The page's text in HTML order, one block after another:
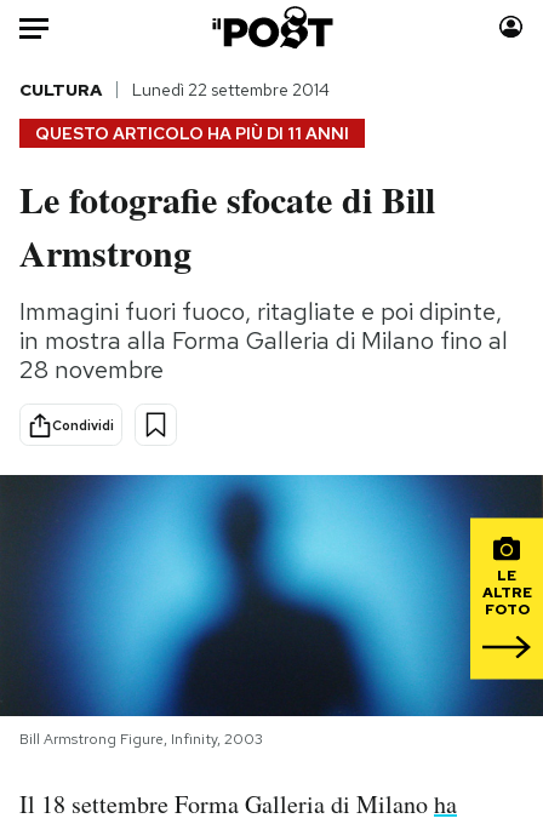
Auto
HOME
Italia
Politica
Tecnologia
Internet
Scienza
Cultura
Economia
Moda
Storie/Idee
Ok Boomer!
Mondiali calcio 2026
I MIEI PREFERITI
QUESTO ARTICOLO HA PIÙ DI 11 ANNI
CULTURA Lunedì 22 settembre 2014
Le fotografie sfocate di Bill
Armstrong
Immagini fuori fuoco, ritagliate e poi dipinte,
in mostra alla Forma Galleria di Milano fino al
28 novembre
Condividi
LE
ALTRE
FOTO
Bill Armstrong Figure, Infinity, 2003
Il 18 settembre Forma Galleria di Milanoha